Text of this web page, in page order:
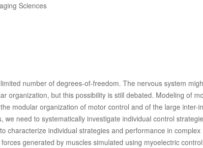
Sciences
number of degrees-of-freedom. The nervous system
organization, but this possibility is still debated. Modeling of
modular organization of motor control and of the large inter-
need to systematically investigate individual control
characterize individual strategies and performance in
generated by muscles simulated using myoelectric